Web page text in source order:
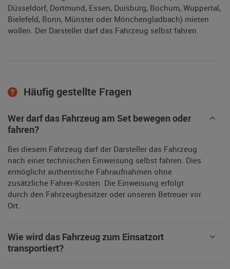
Düsseldorf, Dortmund, Essen, Duisburg, Bochum, Wuppertal,
Bielefeld, Bonn, Münster oder Mönchengladbach) mieten
wollen. Der Darsteller darf das Fahrzeug selbst fahren.
Häufig gestellte Fragen
Wer darf das Fahrzeug am Set bewegen oder
fahren?
Bei diesem Fahrzeug darf der Darsteller das Fahrzeug
nach einer technischen Einweisung selbst fahren. Dies
ermöglicht authentische Fahraufnahmen ohne
zusätzliche Fahrer-Kosten. Die Einweisung erfolgt
durch den Fahrzeugbesitzer oder unseren Betreuer vor
Ort.
Wie wird das Fahrzeug zum Einsatzort
transportiert?